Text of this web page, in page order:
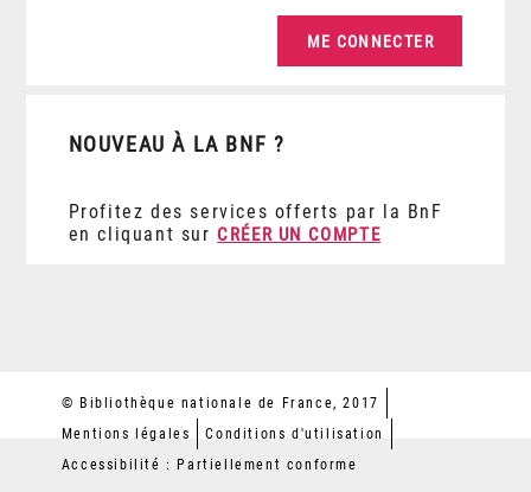
NOUVEAU À LA BNF ?
Profitez des services offerts par la BnF
en cliquant sur CRÉER UN COMPTE
© Bibliothèque nationale de France, 2017
Mentions légales
Conditions d'utilisation
Accessibilité : Partiellement conforme